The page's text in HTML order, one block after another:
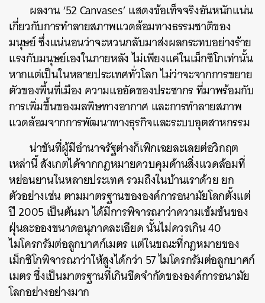
ผลงาน ‘52 Canvases’ แสดงข้อเท็จจริงอันหนักแน่น
เกี่ยวกับการทำลายสภาพแวดล้อมทางธรรมชาติของ
มนุษย์ ซึ่งแน่นอนว่าจะหวนกลับมาส่งผลกระทบอย่างร้าย
แรงกับมนุษย์เองในภายหลัง ไม่เพียงแค่ในเม็กซิโกเท่านั้น
หากแต่เป็นในหลายประเทศทั่วโลก ไม่ว่าจะจากการขยาย
ตัวของพื้นที่เมือง ความแออัดของประชากร ที่มาพร้อมกับ
การเพิ่มขึ้นของมลพิษทางอากาศ และการทำลายสภาพ
แวดล้อมจากการพัฒนาทางธุรกิจและระบบอุตสาหกรรม
น่าขันที่ผู้มีอำนาจรัฐต่างก็เพิกเฉยละเลยต่อวิกฤต
เหล่านี้ สังเกตได้จากกฎหมายควบคุมด้านสิ่งแวดล้อมที่
หย่อนยานในหลายประเทศ รวมถึงในบ้านเราด้วย ยก
ตัวอย่างเช่น ตามมาตรฐานขององค์การอนามัยโลกตั้งแต่
ปี 2005 เป็นต้นมา ได้มีการพิจารณาว่าความเข้มข้นของ
ฝุ่นละอองขนาดอนุภาคละเอียด นั้นไม่ควรเกิน 40
ไมโครกรัมต่อลูกบาศก์เมตร แต่ในขณะที่กฎหมายของ
เม็กซิโกพิจารณาว่าให้สูงได้กว่า 57 ไมโครกรัมต่อลูกบาศก์
เมตร ซึ่งเป็นมาตรฐานที่เกินขีดจำกัดขององค์การอนามัย
โลกอย่างอย่างมาก